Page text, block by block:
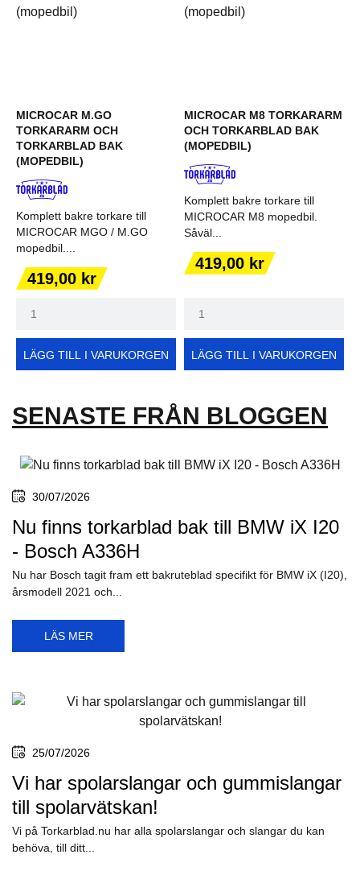
MICROCAR M.GO
TORKARARM OCH
TORKARBLAD BAK
(MOPEDBIL)
Komplett bakre torkare till
MICROCAR MGO / M.GO
mopedbil....
Pris
419,00 kr
LÄGG TILL I VARUKORGEN
MICROCAR M8 TORKARARM
OCH TORKARBLAD BAK
(MOPEDBIL)
Komplett bakre torkare till
MICROCAR M8 mopedbil.
Såväl...
Pris
419,00 kr
LÄGG TILL I VARUKORGEN
SENASTE FRÅN BLOGGEN
30/07/2026
Nu finns torkarblad bak till BMW iX I20
- Bosch A336H
Nu har Bosch tagit fram ett bakruteblad specifikt för BMW iX (I20),
årsmodell 2021 och...
LÄS MER
25/07/2026
Vi har spolarslangar och gummislangar
till spolarvätskan!
Vi på Torkarblad.nu har alla spolarslangar och slangar du kan
behöva, till ditt...